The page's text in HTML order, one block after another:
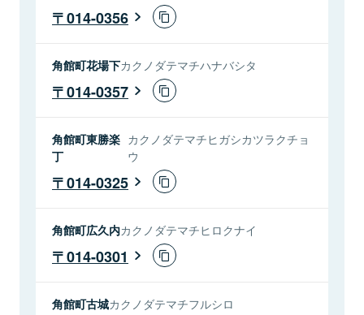
014-0356
角館町花場下カクノダテマチハナバシタ
014-0357
角館町東勝楽
丁
カクノダテマチヒガシカツラクチョ
ウ
014-0325
角館町広久内カクノダテマチヒロクナイ
014-0301
角館町古城カクノダテマチフルシロ